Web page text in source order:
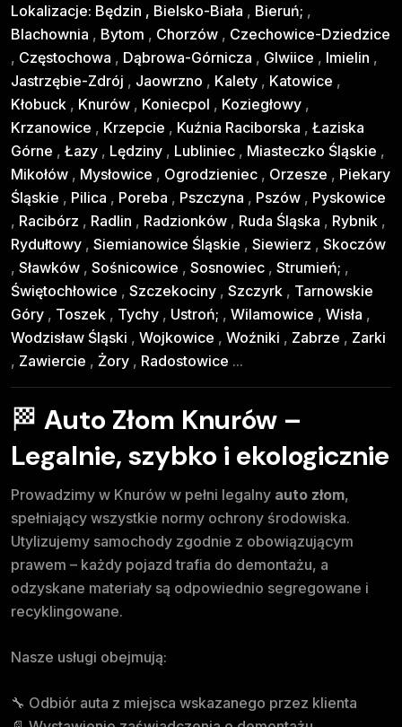
Lokalizacje: Będzin , Bielsko-Biała , Bieruń; ,
Blachownia , Bytom , Chorzów , Czechowice-Dziedzice
, Częstochowa , Dąbrowa-Górnicza , Glwiice , Imielin ,
Jastrzębie-Zdrój , Jaowrzno , Kalety , Katowice ,
Kłobuck , Knurów , Koniecpol , Koziegłowy ,
Krzanowice , Krzepcie , Kuźnia Raciborska , Łaziska
Górne , Łazy , Lędziny , Lubliniec , Miasteczko Śląskie ,
Mikołów , Mysłowice , Ogrodzieniec , Orzesze , Piekary
Śląskie , Pilica , Poreba , Pszczyna , Pszów , Pyskowice
, Racibórz , Radlin , Radzionków , Ruda Śląska , Rybnik ,
Rydułtowy , Siemianowice Śląskie , Siewierz , Skoczów
, Sławków , Sośnicowice , Sosnowiec , Strumień; ,
Świętochłowice , Szczekociny , Szczyrk , Tarnowskie
Góry , Toszek , Tychy , Ustroń; , Wilamowice , Wisła ,
Wodzisław Śląski , Wojkowice , Woźniki , Zabrze , Zarki
, Zawiercie , Żory , Radostowice ...
🏁 Auto Złom Knurów –
Legalnie, szybko i ekologicznie
Prowadzimy w Knurów w pełni legalny auto złom,
spełniający wszystkie normy ochrony środowiska.
Utylizujemy samochody zgodnie z obowiązującym
prawem – każdy pojazd trafia do demontażu, a
odzyskane materiały są odpowiednio segregowane i
recyklingowane.
Nasze usługi obejmują:
🔧 Odbiór auta z miejsca wskazanego przez klienta